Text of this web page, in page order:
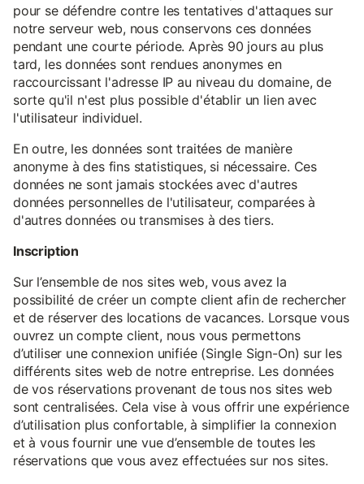
pour se défendre contre les tentatives d'attaques sur
notre serveur web, nous conservons ces données
pendant une courte période. Après 90 jours au plus
tard, les données sont rendues anonymes en
raccourcissant l'adresse IP au niveau du domaine, de
sorte qu'il n'est plus possible d'établir un lien avec
l'utilisateur individuel.
En outre, les données sont traitées de manière
anonyme à des fins statistiques, si nécessaire. Ces
données ne sont jamais stockées avec d'autres
données personnelles de l'utilisateur, comparées à
d'autres données ou transmises à des tiers.
Inscription
Sur l’ensemble de nos sites web, vous avez la
possibilité de créer un compte client afin de rechercher
et de réserver des locations de vacances. Lorsque vous
ouvrez un compte client, nous vous permettons
d’utiliser une connexion unifiée (Single Sign-On) sur les
différents sites web de notre entreprise. Les données
de vos réservations provenant de tous nos sites web
sont centralisées. Cela vise à vous offrir une expérience
d’utilisation plus confortable, à simplifier la connexion
et à vous fournir une vue d’ensemble de toutes les
réservations que vous avez effectuées sur nos sites.